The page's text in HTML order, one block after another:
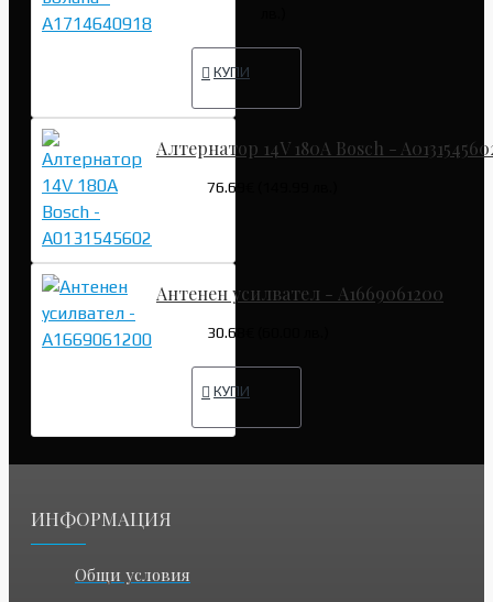
КУПИ
Алтернатор 14V 180A Bosch -
76.69€ (149.99 лв.)
Антенен усилвател - A1669061200
30.68€ (60.00 лв.)
КУПИ
ИНФОРМАЦИЯ
Общи условия